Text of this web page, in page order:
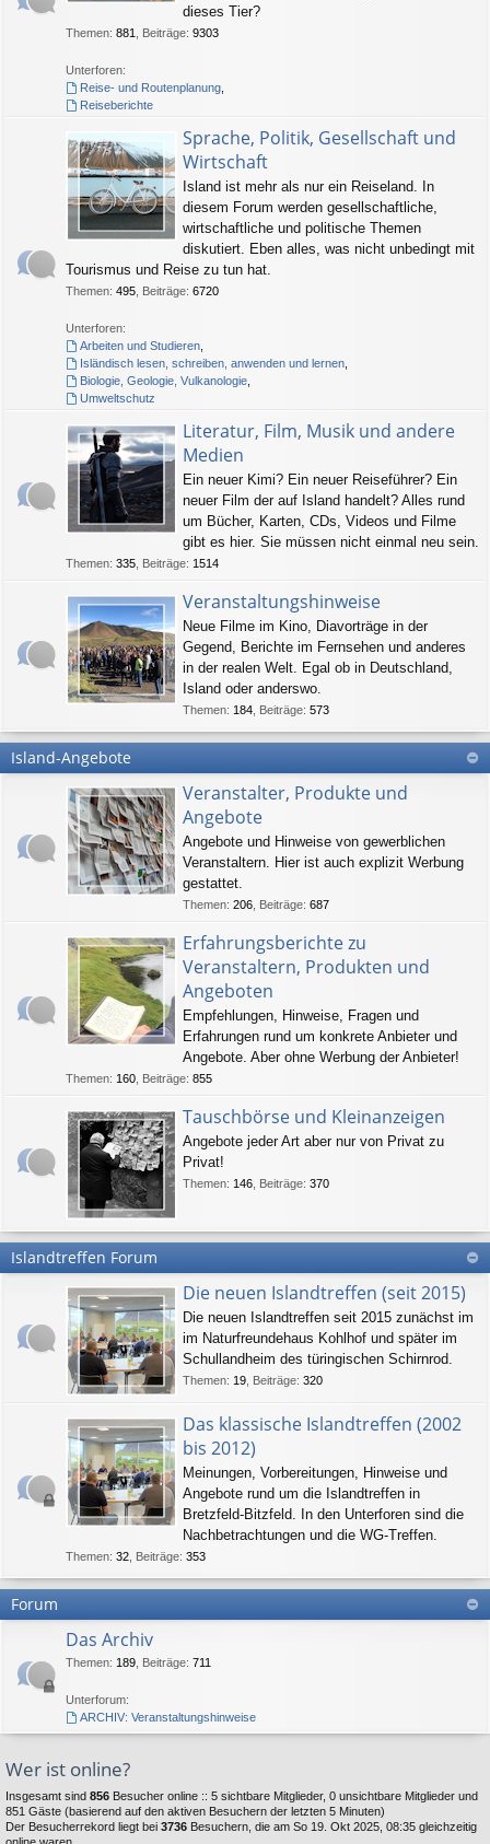
dieses Tier?
Themen: 881 Beiträge: 9303
Unterforen:
Reise- und Routenplanung,
Reiseberichte
Sprache, Politik, Gesellschaft und
Wirtschaft
Island ist mehr als nur ein Reiseland. In
diesem Forum werden gesellschaftliche,
wirtschaftliche und politische Themen
diskutiert. Eben alles, was nicht unbedingt mit
Tourismus und Reise zu tun hat.
Themen: 495 Beiträge: 6720
Unterforen:
Arbeiten und Studieren,
Isländisch lesen, schreiben, anwenden und lernen,
Biologie, Geologie, Vulkanologie,
Umweltschutz
Literatur, Film, Musik und andere
Medien
Ein neuer Kimi? Ein neuer Reiseführer? Ein
neuer Film der auf Island handelt? Alles rund
um Bücher, Karten, CDs, Videos und Filme
gibt es hier. Sie müssen nicht einmal neu sein.
Themen: 335 Beiträge: 1514
Veranstaltungshinweise
Neue Filme im Kino, Diavorträge in der
Gegend, Berichte im Fernsehen und anderes
in der realen Welt. Egal ob in Deutschland,
Island oder anderswo.
Themen: 184 Beiträge: 573
Island-Angebote
Veranstalter, Produkte und
Angebote
Angebote und Hinweise von gewerblichen
Veranstaltern. Hier ist auch explizit Werbung
gestattet.
Themen: 206 Beiträge: 687
Erfahrungsberichte zu
Veranstaltern, Produkten und
Angeboten
Empfehlungen, Hinweise, Fragen und
Erfahrungen rund um konkrete Anbieter und
Angebote. Aber ohne Werbung der Anbieter!
Themen: 160 Beiträge: 855
Tauschbörse und Kleinanzeigen
Angebote jeder Art aber nur von Privat zu
Privat!
Themen: 146 Beiträge: 370
Islandtreffen Forum
Die neuen Islandtreffen (seit 2015)
Die neuen Islandtreffen seit 2015 zunächst im
im Naturfreundehaus Kohlhof und später im
Schullandheim des türingischen Schirnrod.
Themen: 19 Beiträge: 320
Das klassische Islandtreffen (2002
bis 2012)
Meinungen, Vorbereitungen, Hinweise und
Angebote rund um die Islandtreffen in
Bretzfeld-Bitzfeld. In den Unterforen sind die
Nachbetrachtungen und die WG-Treffen.
Themen: 32 Beiträge: 353
Forum
Das Archiv
Themen: 189 Beiträge: 711
Unterforum:
ARCHIV: Veranstaltungshinweise
Wer ist online?
Insgesamt sind 856 Besucher online :: 5 sichtbare Mitglieder, 0 unsichtbare Mitglieder und
851 Gäste (basierend auf den aktiven Besuchern der letzten 5 Minuten)
Der Besucherrekord liegt bei 3736 Besuchern, die am So 19. Okt 2025, 08:35 gleichzeitig